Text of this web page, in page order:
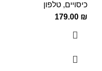
כיסויים, טלפון
179.00 ₪